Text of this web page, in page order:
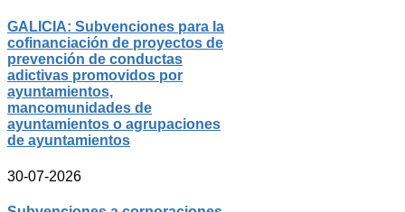
GALICIA: Subvenciones para la
cofinanciación de proyectos de
prevención de conductas
adictivas promovidos por
ayuntamientos,
mancomunidades de
ayuntamientos o agrupaciones
de ayuntamientos
30-07-2026